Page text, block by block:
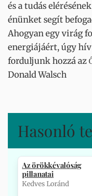
és a tudás
énünket segít
Ahogyan egy virág
energiájáért, úgy
forduljunk hozzá az
Donald Walsch
Hasonló
Az örökkévalóság
pillanatai
Kedves Loránd